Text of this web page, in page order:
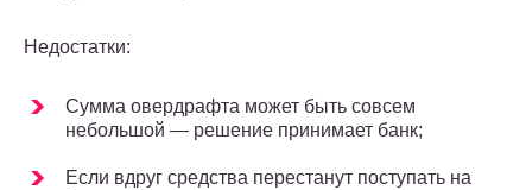
Недостатки:
Сумма овердрафта может быть совсем
небольшой — решение принимает банк;
Если вдруг средства перестанут поступать на